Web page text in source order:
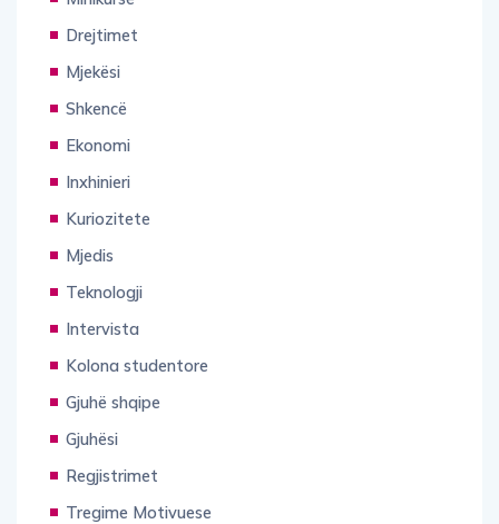
Drejtimet
Mjekësi
Shkencë
Ekonomi
Inxhinieri
Kuriozitete
Mjedis
Teknologji
Intervista
Kolona studentore
Gjuhë shqipe
Gjuhësi
Regjistrimet
Tregime Motivuese